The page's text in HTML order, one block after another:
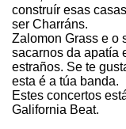
construír esas
ser Charráns.
Zalomon Grass e o
sacarnos da apatía
estraños. Se te
esta é a túa banda.
Estes concertos
Galifornia Beat.